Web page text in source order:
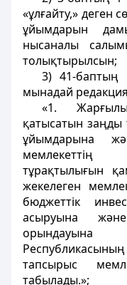
«ұлғайту,» деген
ұйымдарын
нысаналы
толықтырылсын;
3) 41-баптың
мынадай
«1.
қатысатын заңды
ұйымдарына
мемлекеттiң
тұрақтылығын
жекелеген
бюджеттік
асыруына
орындауына
тапсырыс
табылады.»;